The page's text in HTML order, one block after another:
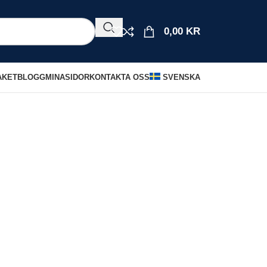
0,00 KR
BLOGGMINASIDORKONTAKTA OSS SVENSKA